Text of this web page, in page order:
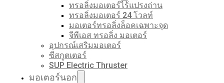
ทรอลิ่งมอเตอร์ไร้แปรงถ่าน
ทรอลิ่งมอเตอร์ 24 โวลท์
มอเตอร์ทรอลิ่งล็อคเฉพาะจุด
จีพีเอส ทรอลิ่ง มอเตอร์
อุปกรณ์เสริมมอเตอร์
ซีสกูตเตอร์
SUP Electric Thruster
มอเตอร์นอก